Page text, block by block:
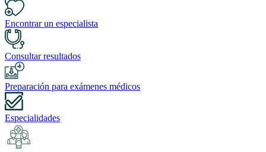
Encontrar un especialista
Consultar resultados
Preparación para exámenes médicos
Especialidades